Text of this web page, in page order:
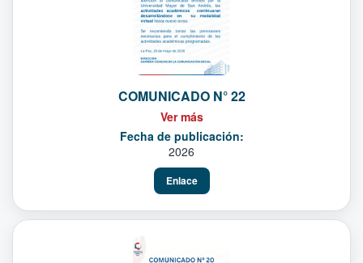
COMUNICADO N° 22
Ver más
Fecha de publicación:
2026
Enlace